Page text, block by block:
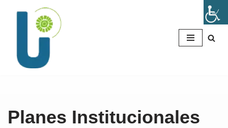
contenido
Planes Institucionales